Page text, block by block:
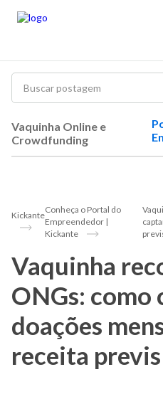
Vaquinha Online e
Crowdfunding
Kickante
Conheça o Portal do
Empreendedor |
Kickante
Vaquinha
ONGs: como
doações
receita